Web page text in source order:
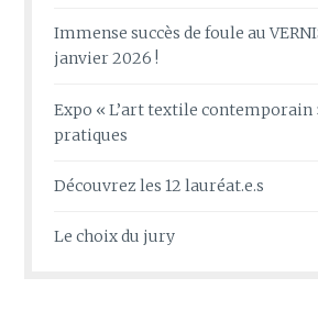
Immense succès de foule au
janvier 2026 !
Expo « L’art textile contemporain
pratiques
Découvrez les 12 lauréat.e.s
Le choix du jury